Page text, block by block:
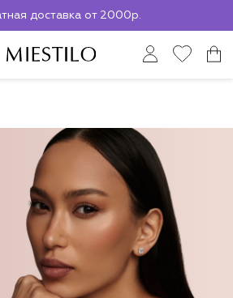
доставка от 2000р.
России до ПВЗ СДЭК